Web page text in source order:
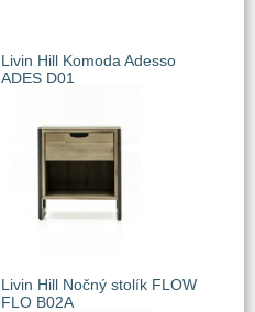
Livin Hill Komoda Adesso
ADES D01
Livin Hill Nočný stolík FLOW
FLO B02A